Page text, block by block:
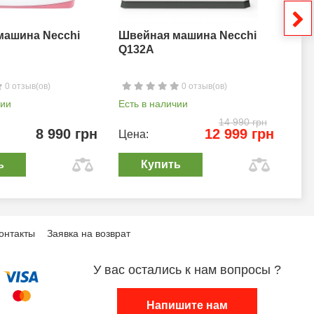
Necchi
0 отзыв(ов)
8 990 грн
Швейная машина Necchi
Q132A
0 отзыв(ов)
Есть в наличии
14 990 грн
Цена: 12 999 грн
Купить
Заявка на возврат
У вас остались к нам вопросы ?
Напишите нам